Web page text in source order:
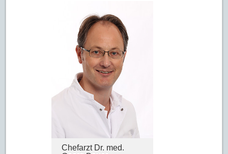
Chefarzt Dr. med.